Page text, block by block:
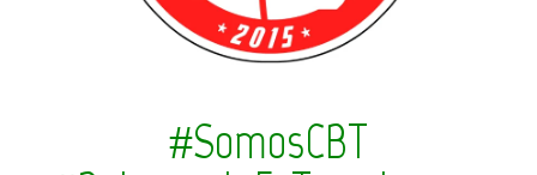
#SomosCBT